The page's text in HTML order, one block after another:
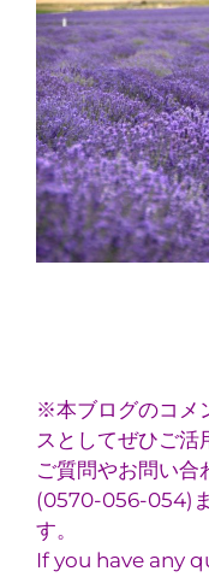
※本ブログのコメ
スとしてぜひご活
ご質問やお問い合
(0570-056-054)
す。
If you have any